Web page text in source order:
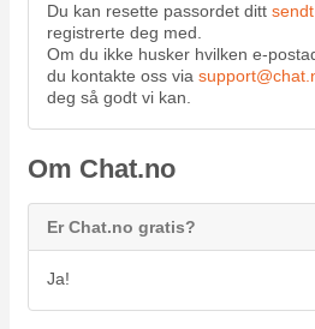
Du kan resette passordet ditt
registrerte deg med.
Om du ikke husker hvilken e-
du kontakte oss via
deg så godt vi kan.
Om Chat.no
Er Chat.no gratis?
Ja!